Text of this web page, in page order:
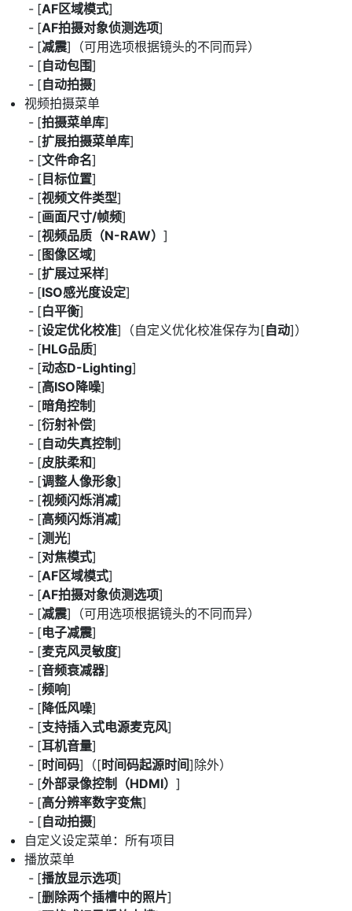
[AF区域模式]
[AF拍摄对象侦测选项]
[减震]（可用选项根据镜头的不同而异）
[自动包围]
[自动拍摄]
视频拍摄菜单
[拍摄菜单库]
[扩展拍摄菜单库]
[文件命名]
[ 目标位置]
[视频文件类型]
[画面尺寸/帧频]
[视频品质（N-RAW） ]
[图像区域]
[扩展过采样]
[ISO感光度设定]
[白平衡]
[设定优化校准]（自定义优化校准保存为[自动]）
[HLG品质]
[动态D-Lighting]
[高ISO降噪]
[暗角控制]
[衍射补偿]
[自动失真控制]
[皮肤柔和]
[调整人像形象]
[视频闪烁消减]
[高频闪烁消减]
[测光]
[对焦模式]
[AF区域模式]
[AF拍摄对象侦测选项]
[减震]（可用选项根据镜头的不同而异）
[电子减震]
[麦克风灵敏度]
[音频衰减器]
[频响]
[降低风噪]
[支持插入式电源麦克风]
[耳机音量]
[时间码]（[时间码起源时间]除外）
[外部录像控制（HDMI） ]
[高分辨率数字变焦]
[自动拍摄]
自定义设定菜单：所有项目
播放菜单
[播放显示选项]
[删除两个插槽中的照片]